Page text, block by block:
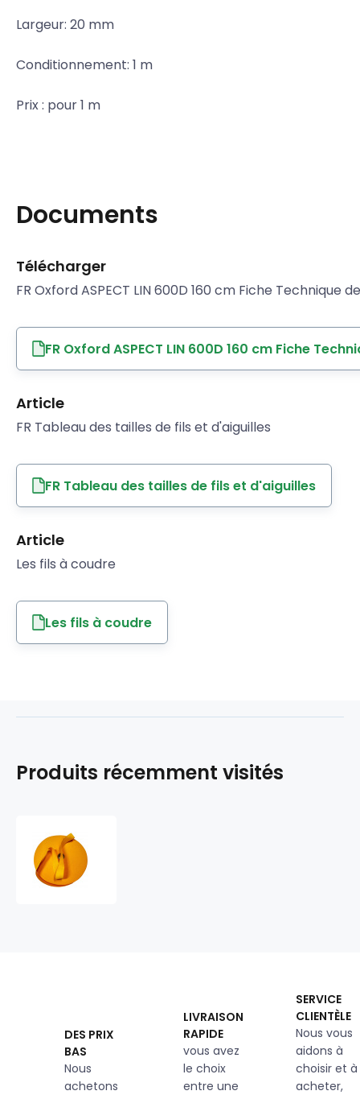
Largeur: 20 mm
Conditionnement: 1 m
Prix ​: pour 1 m
Documents
Télécharger
FR Oxford ASPECT LIN 600D 160 cm Fiche Technique
FR Oxford ASPECT LIN 600D 160 cm Fiche
Article
FR Tableau des tailles de fils et d'aiguilles
FR Tableau des tailles de fils et d'aiguilles
Article
Les fils à coudre
Les fils à coudre
Produits récemment visités
DES PRIX
BAS
Nous
achetons
LIVRAISON
RAPIDE
vous avez
le choix
entre une
SERVICE
CLIENTÈLE
Nous vous
aidons à
choisir et à
acheter,